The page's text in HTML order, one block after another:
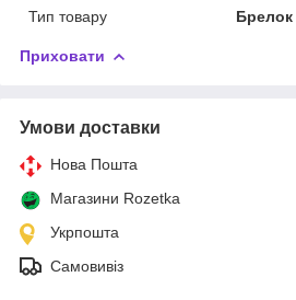
Тип товару
Брелок
Приховати
Умови доставки
Нова Пошта
Магазини Rozetka
Укрпошта
Самовивіз